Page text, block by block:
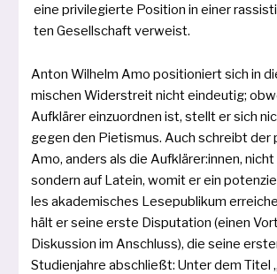
eine pri­vi­le­gier­te Position in einer
ten Gesellschaft verweist.
Anton Wilhelm Amo posi­tio­niert sich in
mi­schen Widerstreit nicht ein­deu­tig;
Aufklärer ein­zu­ord­nen ist, stellt er sich
gegen den Pietismus. Auch schreibt
Amo, anders als die Aufklärer:innen,
son­dern auf Latein, womit er ein
les aka­de­mi­sches Lesepublikum
hält er sei­ne ers­te Disputation (einen
Diskussion im Anschluss), die sei­ne
Studienjahre abschließt: Unter dem Titel